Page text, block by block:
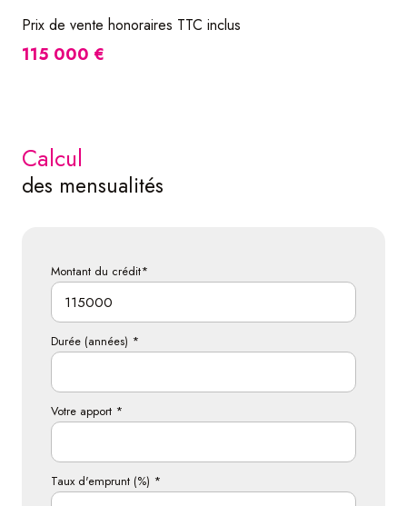
Prix de vente honoraires TTC inclus
115 000 €
calcul
des mensualités
Montant du crédit*
Durée (années) *
Votre apport *
Taux d'emprunt (%) *